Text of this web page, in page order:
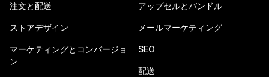
注文と配送
ストアデザイン
マーケティングとコンバージョ
ン
アップセルとバンドル
メールマーケティング
SEO
配送